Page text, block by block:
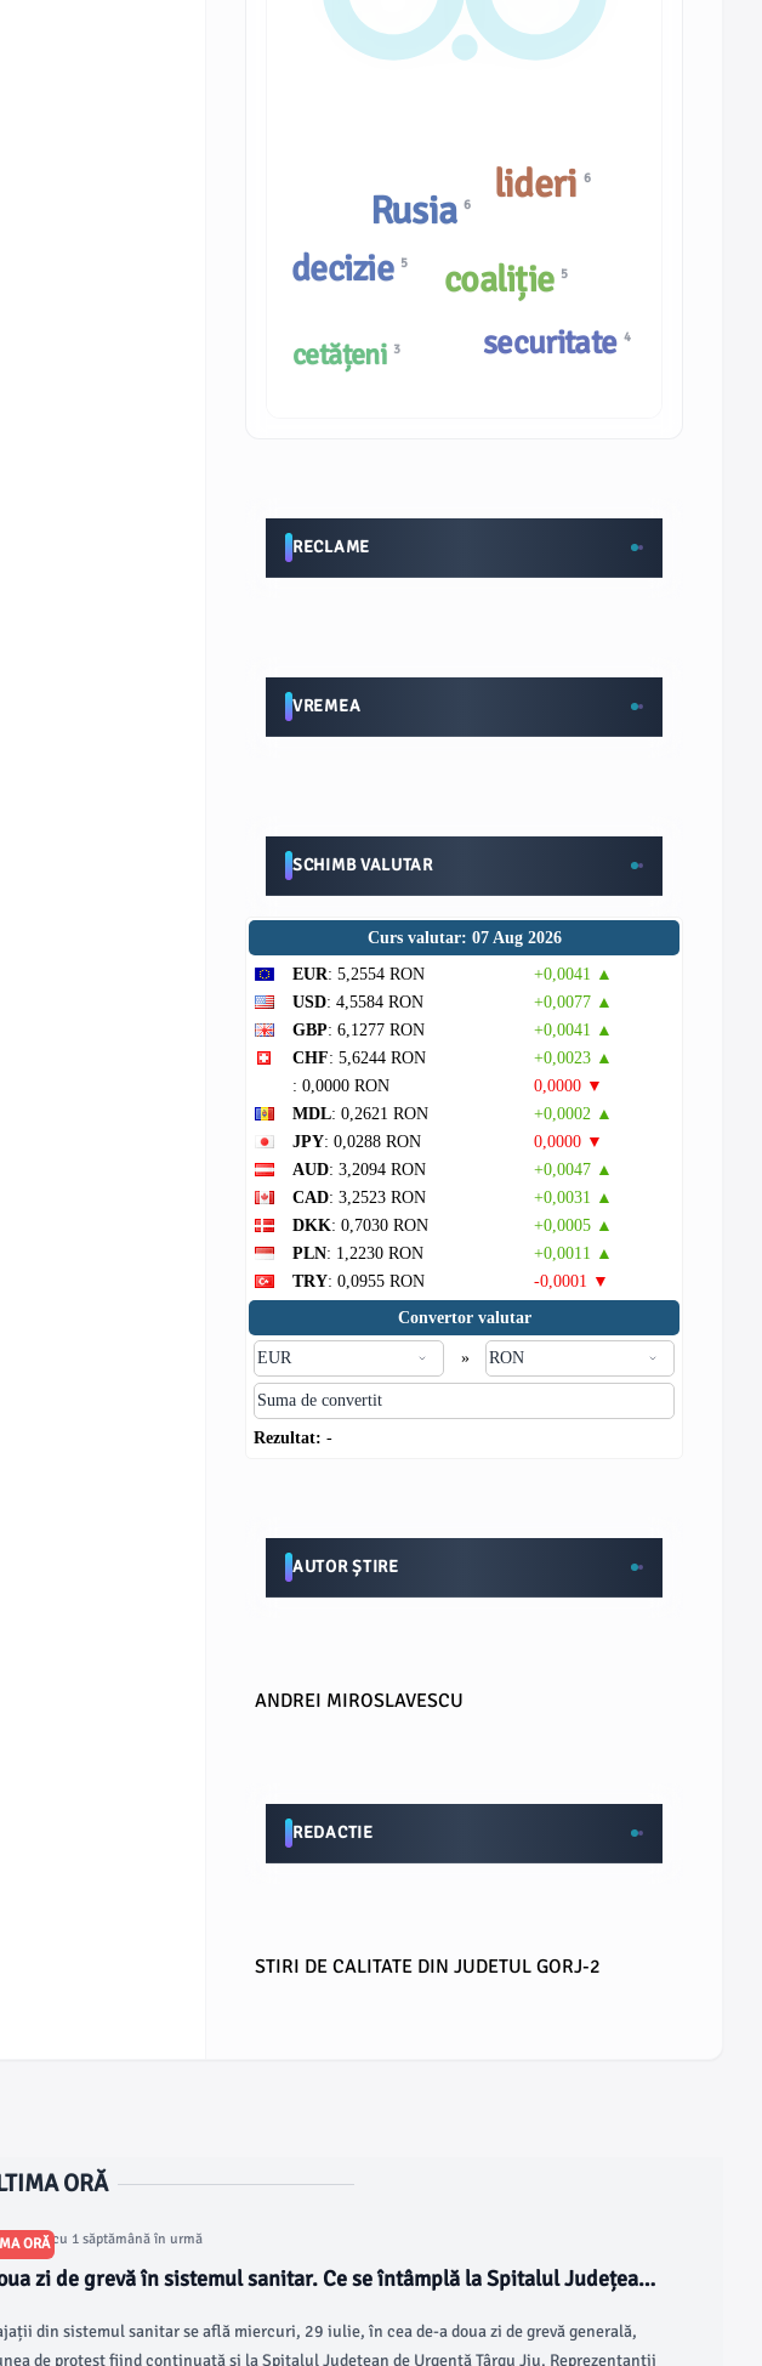
lideri6
coaliție 5
cetățeni 3
decizie 5
Rusia6
securitate 4
RECLAME
VREMEA
SCHIMB VALUTAR
Curs valutar: 07 Aug 2026
EUR: 5,2554 RON
+0,0041 ▲
USD: 4,5584 RON
+0,0077 ▲
GBP: 6,1277 RON
+0,0041 ▲
CHF: 5,6244 RON
+0,0023 ▲
: 0,0000 RON
0,0000 ▼
MDL: 0,2621 RON
+0,0002 ▲
JPY: 0,0288 RON
0,0000 ▼
AUD: 3,2094 RON
+0,0047 ▲
CAD: 3,2523 RON
+0,0031 ▲
DKK: 0,7030 RON
+0,0005 ▲
PLN: 1,2230 RON
+0,0011 ▲
TRY: 0,0955 RON
-0,0001 ▼
Convertor valutar
»
Rezultat: -
AUTOR ȘTIRE
ANDREI MIROSLAVESCU
REDACTIE
STIRI DE CALITATE DIN JUDETUL GORJ-2
ORĂ
ORĂ
postat cu 1 săptămână în urmă
zi de grevă în sistemul sanitar. Ce se întâmplă la Spitalul Județean
din sistemul sanitar se află miercuri, 29 iulie, în cea de-a doua zi de grevă generală,
de protest fiind continuată și la Spitalul Județean de Urgență Târgu Jiu. Reprezentanții